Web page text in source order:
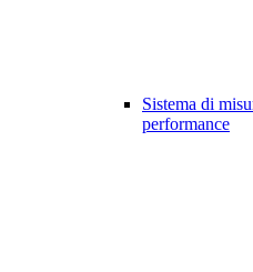
Sistema di
performance